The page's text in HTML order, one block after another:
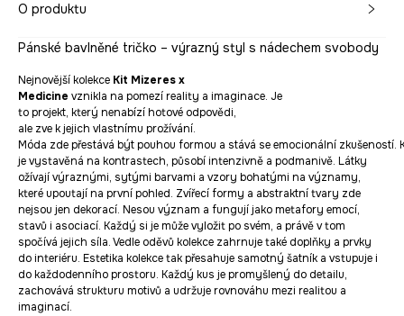
O produktu
Pánské bavlněné tričko – výrazný styl s nádechem svobody
Nejnovější kolekce Kit Mizeres x
Medicine vznikla na pomezí reality a imaginace. Je
to projekt, který nenabízí hotové odpovědi,
ale zve k jejich vlastnímu prožívání.
Móda zde přestává být pouhou formou a stává se emocionální zkušeností.
je vystavěná na kontrastech, působí intenzivně a podmanivě. Látky
ožívají výraznými, sytými barvami a vzory bohatými na významy,
které upoutají na první pohled. Zvířecí formy a abstraktní tvary zde
nejsou jen dekorací. Nesou význam a fungují jako metafory emocí,
stavů i asociací. Každý si je může vyložit po svém, a právě v tom
spočívá jejich síla. Vedle oděvů kolekce zahrnuje také doplňky a prvky
do interiéru. Estetika kolekce tak přesahuje samotný šatník a vstupuje i
do každodenního prostoru. Každý kus je promyšlený do detailu,
zachovává strukturu motivů a udržuje rovnováhu mezi realitou a
imaginací.